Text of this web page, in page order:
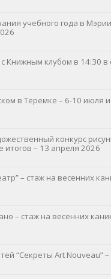
учебного года в
Книжным клубом в 14:30 в
в Теремке – 6-10 июля и
конкурс
итогов – 13 апреля 2026
– стаж на весенних
– стаж на весенних
“Секреты Art Nouveau”